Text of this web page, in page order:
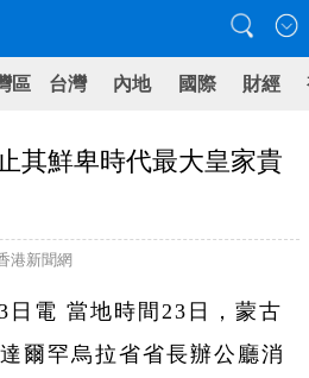
區 台灣 內地 國際 財經
其鮮卑時代最大皇家貴
港新聞網
日電 當地時間23日，蒙古
爾罕烏拉省省長辦公廳消